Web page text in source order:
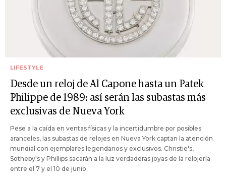
LIFESTYLE
Desde un reloj de Al Capone hasta un Patek
Philippe de 1989: así serán las subastas más
exclusivas de Nueva York
Pese a la caída en ventas físicas y la incertidumbre por posibles
aranceles, las subastas de relojes en Nueva York captan la atención
mundial con ejemplares legendarios y exclusivos. Christie's,
Sotheby's y Phillips sacarán a la luz verdaderas joyas de la relojería
entre el 7 y el 10 de junio.